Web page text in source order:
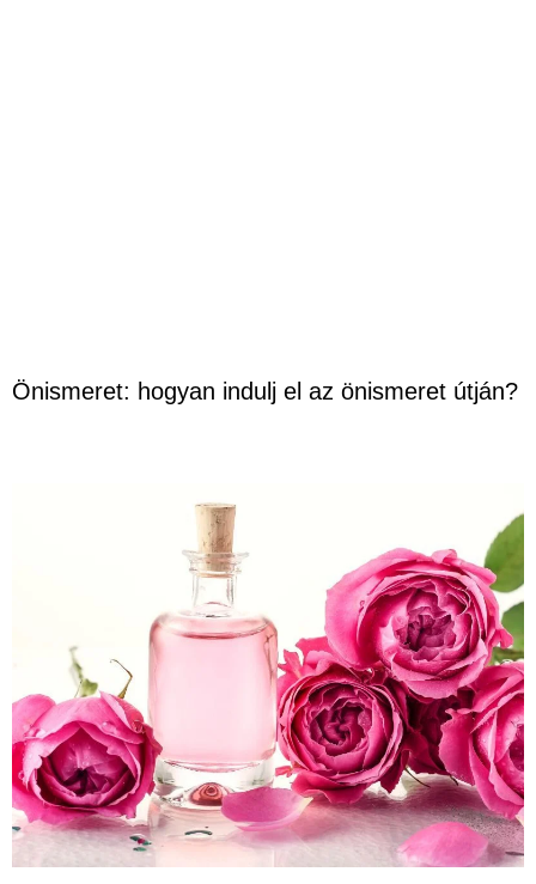
Önismeret: hogyan indulj el az önismeret útján?